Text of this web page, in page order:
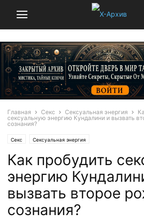
Главная Секс Сексуальная энергия
сексуальную энергию Кундалини и вызвать
сознания?
Секс Сексуальная энергия
Как пробудить
энергию
вызвать второе
сознания?